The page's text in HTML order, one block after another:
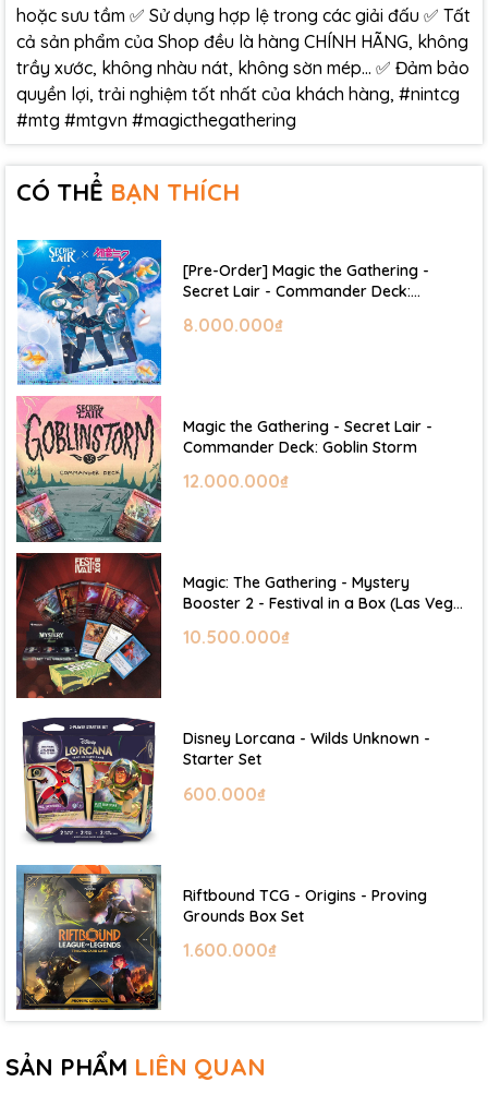
hoặc sưu tầm ✅ Sử dụng hợp lệ trong các giải đấu ✅ Tất
cả sản phẩm của Shop đều là hàng CHÍNH HÃNG, không
trầy xước, không nhàu nát, không sờn mép… ✅ Đảm bảo
quyền lợi, trải nghiệm tốt nhất của khách hàng, #nintcg
#mtg #mtgvn #magicthegathering
CÓ THỂ BẠN THÍCH
[Pre-Order] Magic the Gathering -
Secret Lair - Commander Deck:
8.000.000₫
Magic the Gathering - Secret Lair -
Commander Deck: Goblin Storm
12.000.000₫
Magic: The Gathering - Mystery
Booster 2 - Festival in a Box (Las Vegas
10.500.000₫
Disney Lorcana - Wilds Unknown -
Starter Set
600.000₫
Riftbound TCG - Origins - Proving
Grounds Box Set
1.600.000₫
SẢN PHẨM LIÊN QUAN